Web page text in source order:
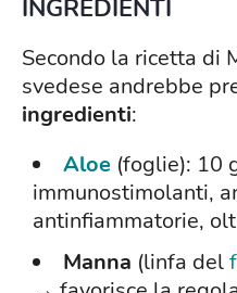
INGREDIENTI
Secondo la ricetta di
svedese andrebbe
ingredienti:
Aloe (foglie): 10
immunostimolanti,
antinfiammatorie,
Manna (linfa del